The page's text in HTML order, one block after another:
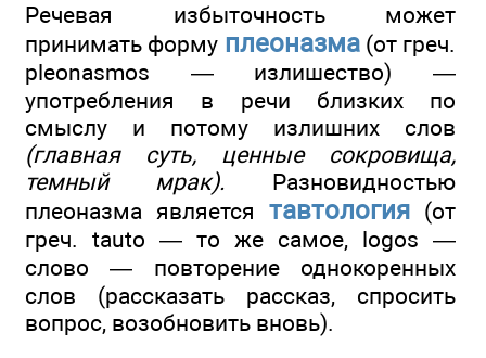
Речевая избыточность может
принимать форму плеоназма(от греч.
pleonasmos — излишество) —
употребления в речи близких по
смыслу и потому излишних слов
(главная суть, ценные сокровища,
темный мрак). Разновидностью
плеоназма является тавтология (от
греч. tauto — то же самое, logos —
слово — повторение однокоренных
слов (рассказать рассказ, спросить
вопрос, возобновить вновь).